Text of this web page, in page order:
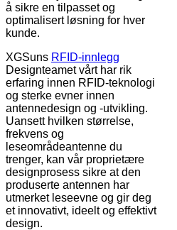
å sikre en tilpasset og
optimalisert løsning for hver
kunde.
XGSuns RFID-innlegg
Designteamet vårt har rik
erfaring innen RFID-teknologi
og sterke evner innen
antennedesign og -utvikling.
Uansett hvilken størrelse,
frekvens og
leseområdeantenne du
trenger, kan vår proprietære
designprosess sikre at den
produserte antennen har
utmerket leseevne og gir deg
et innovativt, ideelt og effektivt
design.